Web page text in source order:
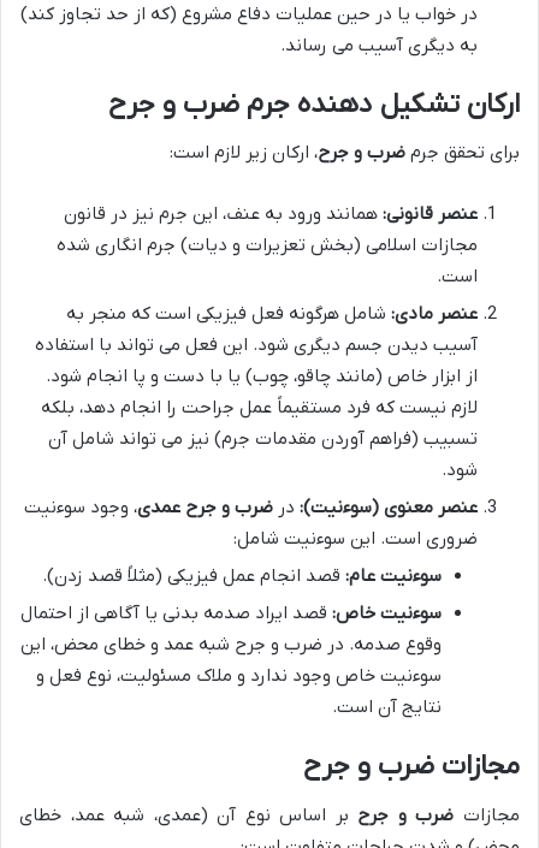
در خواب یا در حین عملیات دفاع مشروع (که از حد تجاوز کند)
به دیگری آسیب می رساند.
ارکان تشکیل دهنده جرم ضرب و جرح
برای تحقق جرم ضرب و جرح، ارکان زیر لازم است:
عنصر قانونی: همانند ورود به عنف، این جرم نیز در قانون
مجازات اسلامی (بخش تعزیرات و دیات) جرم انگاری شده
است.
عنصر مادی: شامل هرگونه فعل فیزیکی است که منجر به
آسیب دیدن جسم دیگری شود. این فعل می تواند با استفاده
از ابزار خاص (مانند چاقو، چوب) یا با دست و پا انجام شود.
لازم نیست که فرد مستقیماً عمل جراحت را انجام دهد، بلکه
تسبیب (فراهم آوردن مقدمات جرم) نیز می تواند شامل آن
شود.
عنصر معنوی (سوءنیت): در ضرب و جرح عمدی، وجود سوءنیت
ضروری است. این سوءنیت شامل:
سوءنیت عام: قصد انجام عمل فیزیکی (مثلاً قصد زدن).
سوءنیت خاص: قصد ایراد صدمه بدنی یا آگاهی از احتمال
وقوع صدمه. در ضرب و جرح شبه عمد و خطای محض، این
سوءنیت خاص وجود ندارد و ملاک مسئولیت، نوع فعل و
نتایج آن است.
مجازات ضرب و جرح
مجازات ضرب و جرح بر اساس نوع آن (عمدی، شبه عمد، خطای